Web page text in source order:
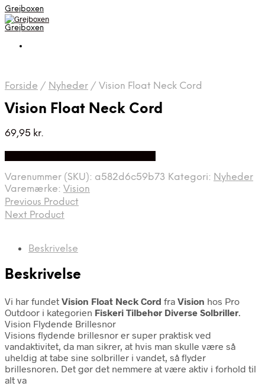
Grejboxen
Grejboxen
Forside / Nyheder / Vision Float Neck Cord
Vision Float Neck Cord
69,95 kr.
Varenummer (SKU): a582d6c59b73 Kategori: Nyheder
Varemærke: Vision
Previous Product
Next Product
Beskrivelse
Beskrivelse
Vi har fundet Vision Float Neck Cord fra Vision hos Pro
Outdoor i kategorien Fiskeri Tilbehør Diverse Solbriller.
Vision Flydende Brillesnor
Visions flydende brillesnor er super praktisk ved
vandaktivitet, da man sikrer, at hvis man skulle være så
uheldig at tabe sine solbriller i vandet, så flyder
brillesnoren. Det gør det nemmere at være aktiv i forhold til
alt va